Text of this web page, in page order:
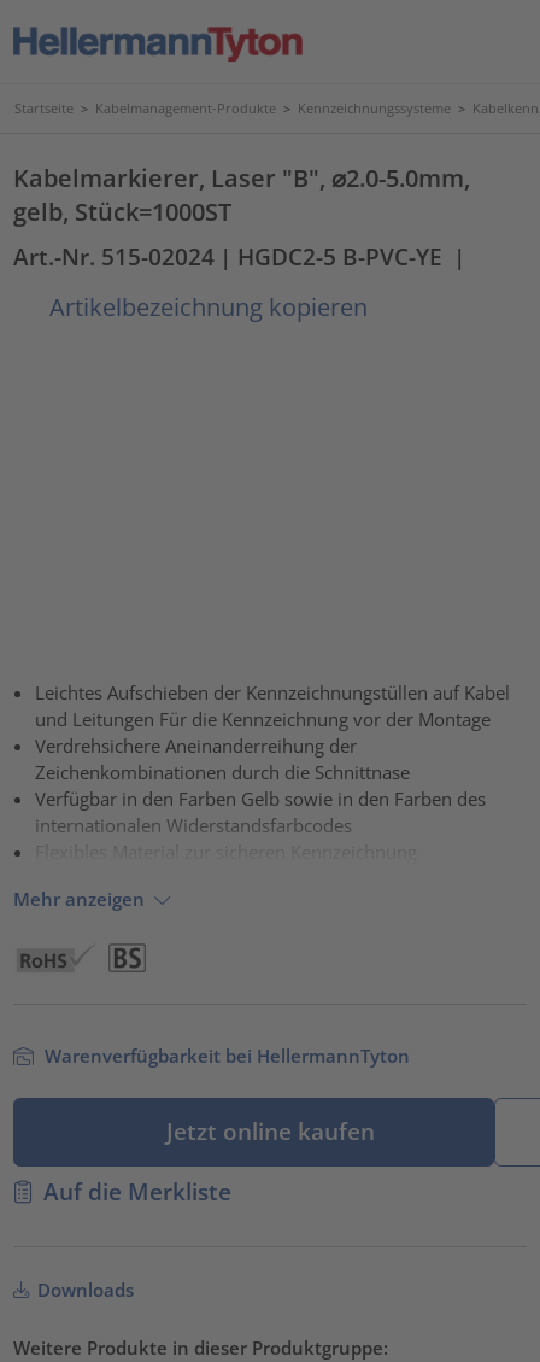
Startseite > Kabelmanagement-Produkte > Kennzeichnungssysteme >
Kabelmarkierer, Laser "B", ⌀2.0-5.0mm,
gelb, Stück=1000ST
Art.-Nr. 515-02024 | HGDC2-5 B-PVC-YE |
Artikelbezeichnung kopieren
Leichtes Aufschieben der Kennzeichnungstüllen auf Kabel
und Leitungen Für die Kennzeichnung vor der Montage
Verdrehsichere Aneinanderreihung der
Zeichenkombinationen durch die Schnittnase
Verfügbar in den Farben Gelb sowie in den Farben des
internationalen Widerstandsfarbcodes
Mehr anzeigen
Warenverfügbarkeit bei HellermannTyton
Jetzt online kaufen
Auf die Merkliste
Downloads
Weitere Produkte in dieser Produktgruppe: